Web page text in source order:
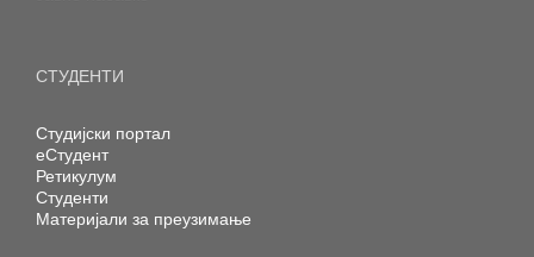
СТУДЕНТИ
Студијски портал
еСтудент
Ретикулум
Студенти
Материјали за преузимање